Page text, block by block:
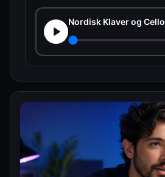
Nordisk Klaver og Cello